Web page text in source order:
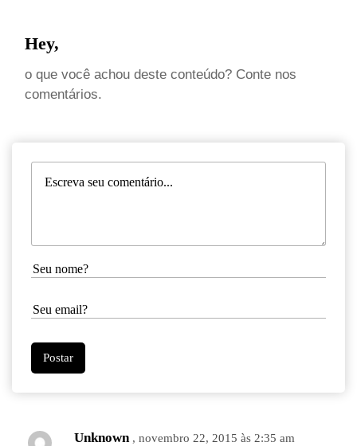
Hey,
o que você achou deste conteúdo? Conte nos
comentários.
Unknown , novembro 22, 2015 às 2:35 am